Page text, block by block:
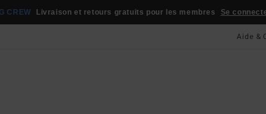
CREW Livraison et retours gratuits pour les membres Se
Aide &